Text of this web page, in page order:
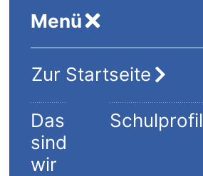
Menü
Zur Startseite
Das
sind
wir
Schulprofil